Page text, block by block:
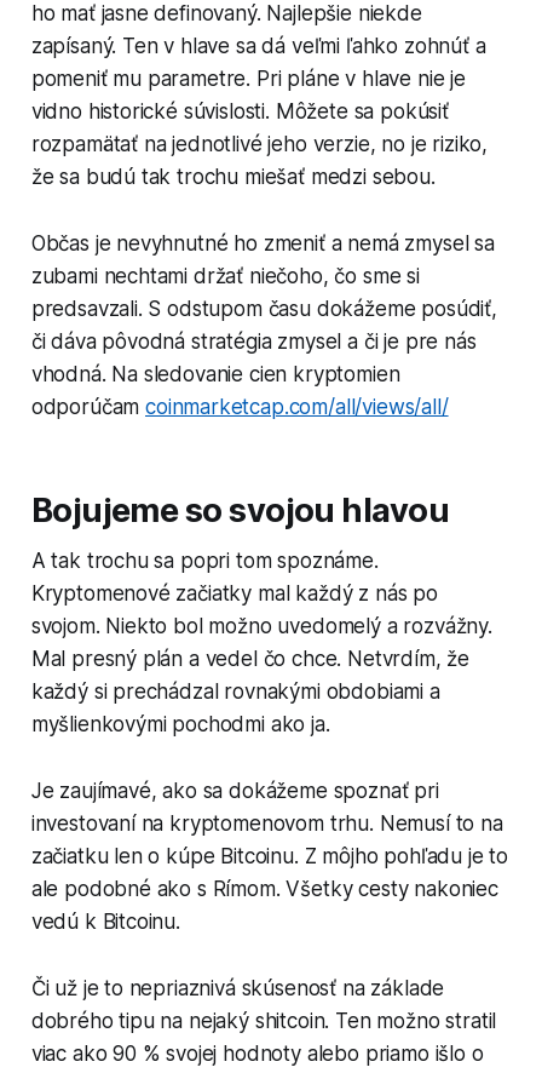
ho mať jasne definovaný. Najlepšie niekde
zapísaný. Ten v hlave sa dá veľmi ľahko zohnúť a
pomeniť mu parametre. Pri pláne v hlave nie je
vidno historické súvislosti. Môžete sa pokúsiť
rozpamätať na jednotlivé jeho verzie, no je riziko,
že sa budú tak trochu miešať medzi sebou.
Občas je nevyhnutné ho zmeniť a nemá zmysel sa
zubami nechtami držať niečoho, čo sme si
predsavzali. S odstupom času dokážeme posúdiť,
či dáva pôvodná stratégia zmysel a či je pre nás
vhodná. Na sledovanie cien kryptomien
odporúčamcoinmarketcap.com/all/views/all/
Bojujeme so svojou hlavou
A tak trochu sa popri tom spoznáme.
Kryptomenové začiatky mal každý z nás po
svojom. Niekto bol možno uvedomelý a rozvážny.
Mal presný plán a vedel čo chce. Netvrdím, že
každý si prechádzal rovnakými obdobiami a
myšlienkovými pochodmi ako ja.
Je zaujímavé, ako sa dokážeme spoznať pri
investovaní na kryptomenovom trhu. Nemusí to na
začiatku len o kúpe Bitcoinu. Z môjho pohľadu je to
ale podobné ako s Rímom. Všetky cesty nakoniec
vedú k Bitcoinu.
Či už je to nepriaznivá skúsenosť na základe
dobrého tipu na nejaký shitcoin. Ten možno stratil
viac ako 90 % svojej hodnoty alebo priamo išlo o